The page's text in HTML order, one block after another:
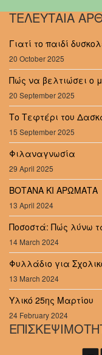
ΤΕΛΕΥΤΑΙΑ
Γιατί το παιδί
20 October 2025
Πώς να βελτιώσει ο
20 September 2025
Το Τεφτέρι του
15 September 2025
Φιλαναγνωσία
29 April 2025
ΒΟΤΑΝΑ ΚΙ ΑΡΩΜΑΤΑ
13 April 2024
Ποσοστά: Πώς λύνω
14 March 2024
Φυλλάδιο για
13 March 2024
Υλικό 25ης Μαρτίου
24 February 2024